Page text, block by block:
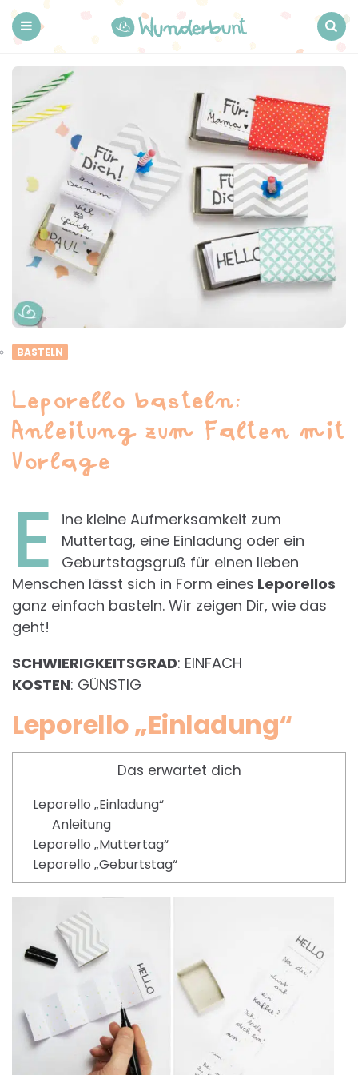
BASTELN
Leporello basteln:
Anleitung zum Falten mit
Vorlage
E
ine kleine Aufmerksamkeit zum
Muttertag, eine Einladung oder ein
Geburtstagsgruß für einen lieben
Menschen lässt sich in Form eines Leporellos
ganz einfach basteln. Wir zeigen Dir, wie das
geht!
SCHWIERIGKEITSGRAD: EINFACH
KOSTEN: GÜNSTIG
Leporello „Einladung“
Das erwartet dich
Leporello „Einladung“
Anleitung
Leporello „Muttertag“
Leporello „Geburtstag“